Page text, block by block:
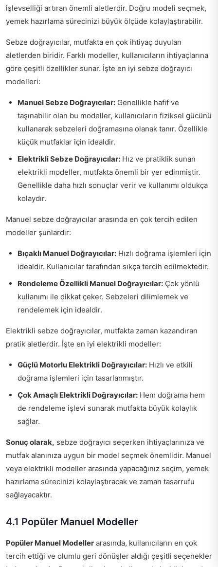
işlevselliği artıran önemli aletlerdir. Doğru modeli seçmek,
yemek hazırlama sürecinizi büyük ölçüde kolaylaştırabilir.
Sebze doğrayıcılar, mutfakta en çok ihtiyaç duyulan
aletlerden biridir. Farklı modeller, kullanıcıların ihtiyaçlarına
göre çeşitli özellikler sunar. İşte en iyi sebze doğrayıcı
modelleri:
Manuel Sebze Doğrayıcılar: Genellikle hafif ve
taşınabilir olan bu modeller, kullanıcıların fiziksel gücünü
kullanarak sebzeleri doğramasına olanak tanır. Özellikle
küçük mutfaklar için idealdir.
Elektrikli Sebze Doğrayıcılar: Hız ve pratiklik sunan
elektrikli modeller, mutfakta önemli bir yer edinmiştir.
Genellikle daha hızlı sonuçlar verir ve kullanımı oldukça
kolaydır.
Manuel sebze doğrayıcılar arasında en çok tercih edilen
modeller şunlardır:
Bıçaklı Manuel Doğrayıcılar: Hızlı doğrama işlemleri için
idealdir. Kullanıcılar tarafından sıkça tercih edilmektedir.
Rendeleme Özellikli Manuel Doğrayıcılar: Çok yönlü
kullanımı ile dikkat çeker. Sebzeleri dilimlemek ve
rendelemek için idealdir.
Elektrikli sebze doğrayıcılar, mutfakta zaman kazandıran
pratik aletlerdir. İşte en iyi elektrikli modeller:
Güçlü Motorlu Elektrikli Doğrayıcılar: Hızlı ve etkili
doğrama işlemleri için tasarlanmıştır.
Çok Amaçlı Elektrikli Doğrayıcılar: Hem doğrama hem
de rendeleme işlevi sunarak mutfakta büyük kolaylık
sağlar.
Sonuç olarak, sebze doğrayıcı seçerken ihtiyaçlarınıza ve
mutfak alanınıza uygun bir model seçmek önemlidir. Manuel
veya elektrikli modeller arasında yapacağınız seçim, yemek
hazırlama sürecinizi kolaylaştıracak ve zaman tasarrufu
sağlayacaktır.
4.1 Popüler Manuel Modeller
Popüler Manuel Modeller arasında, kullanıcıların en çok
tercih ettiği ve olumlu geri dönüşler aldığı çeşitli seçenekler